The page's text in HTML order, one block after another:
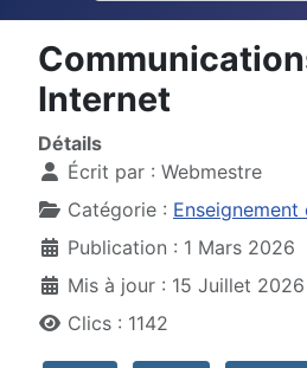
Internet
Détails
Écrit par : Webmestre
Catégorie :
Publication : 1 Mars 2026
Mis à jour : 15 Juillet 2026
Clics : 1142